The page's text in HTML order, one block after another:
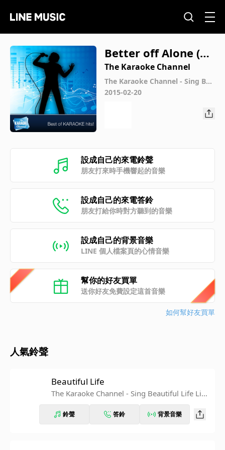
Better off Alone (Ra
dio Edit)
The Karaoke Channel
The Karaoke Channel - Sing Bet
ter off Alone (Radio Edit) Like A
2015-02-20
設成自己的來電鈴聲
朋友打來時手機響起的音樂
設成自己的來電答鈴
朋友打給你時對方聽到的音樂
設成自己的背景音樂
LINE 個人檔案頁的心情音樂
幫你的好友買單
送你好友免費設定這首音樂
如何幫好友買單
人氣鈴聲
Beautiful Life
The Karaoke Channel - Sing Beautiful Life Like
鈴聲 答鈴 背景音樂